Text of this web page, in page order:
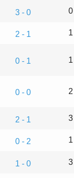
3 - 0
2 - 1
0 - 1
0 - 0
2 - 1
0 - 2
1 - 0